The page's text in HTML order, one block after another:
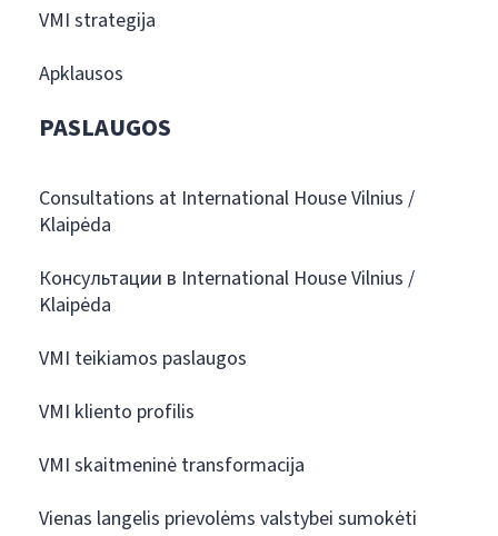
VMI strategija
Apklausos
PASLAUGOS
Consultations at International House Vilnius /
Klaipėda
Консультации в International House Vilnius /
Klaipėda
VMI teikiamos paslaugos
VMI kliento profilis
VMI skaitmeninė transformacija
Vienas langelis prievolėms valstybei sumokėti